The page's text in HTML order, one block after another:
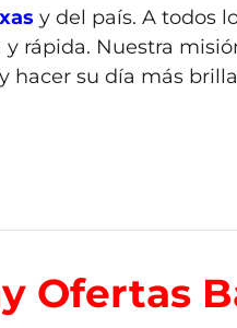
y del país. A todos
rápida. Nuestra
hacer su día más
Ofertas